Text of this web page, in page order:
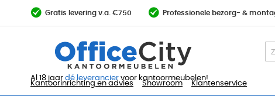
Gratis levering v.a. €750 Professionele bezorg- &
Al 18 jaar dé leverancier voor kantoormeubelen!
Kantoorinrichting en advies Showroom Klantenservice